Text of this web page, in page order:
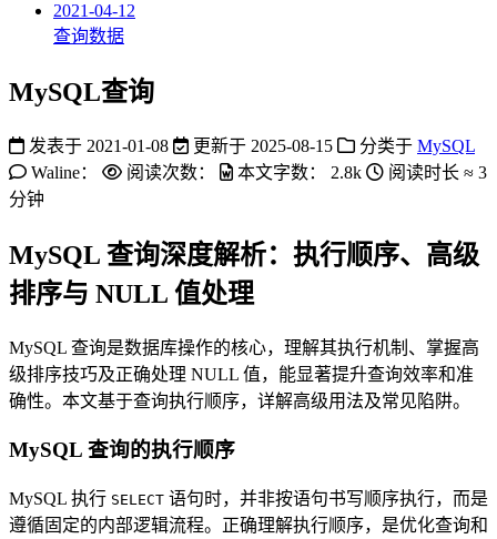
2021-04-12
查询数据
MySQL查询
发表于 2021-01-08 更新于 2025-08-15 分类于 MySQL
Waline：
阅读次数： 本文字数： 2.8k 阅读时长 ≈ 3
分钟
MySQL 查询深度解析：执行顺序、高级
排序与 NULL 值处理
MySQL 查询是数据库操作的核心，理解其执行机制、掌握高
级排序技巧及正确处理 NULL 值，能显著提升查询效率和准
确性。本文基于查询执行顺序，详解高级用法及常见陷阱。
MySQL 查询的执行顺序
MySQL 执行 SELECT 语句时，并非按语句书写顺序执行，而是
遵循固定的内部逻辑流程。正确理解执行顺序，是优化查询和